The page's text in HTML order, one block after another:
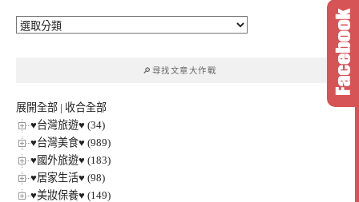
🔎
🔎尋找文章大作戰
展開全部 | 收合全部
♥台灣旅遊♥ (34)
♥台灣美食♥ (989)
♥國外旅遊♥ (183)
♥居家生活♥ (98)
♥美妝保養♥ (149)